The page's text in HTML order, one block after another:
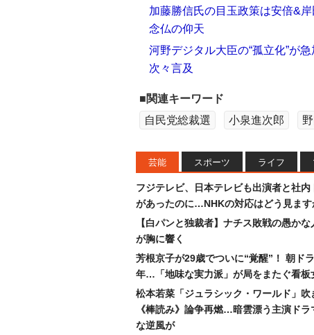
加藤勝信氏の目玉政策は安倍&
念仏の仰天
河野デジタル大臣の“孤立化”が
次々言及
■関連キーワード
自民党総裁選
小泉進次郎
芸能 スポーツ ライフ
フジテレビ、日本テレビも出演者と社内
があったのに…NHKの対応はどう見ます
【白パンと独裁者】ナチス敗戦の愚か
が胸に響く
芳根京子が29歳でついに“覚醒”！ 朝ド
年…「地味な実力派」が局をまたぐ看板
松本若菜「ジュラシック・ワールド」吹
《棒読み》論争再燃…暗雲漂う主演ドラ
な逆風が